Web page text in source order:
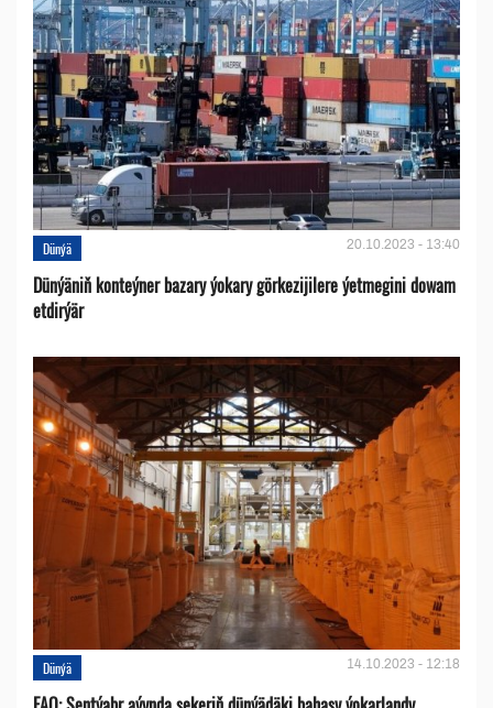
Dünýä 20.10.2023 - 13:40
Dünýäniň konteýner bazary ýokary görkezijilere ýetmegini dowam
etdirýär
Dünýä 14.10.2023 - 12:18